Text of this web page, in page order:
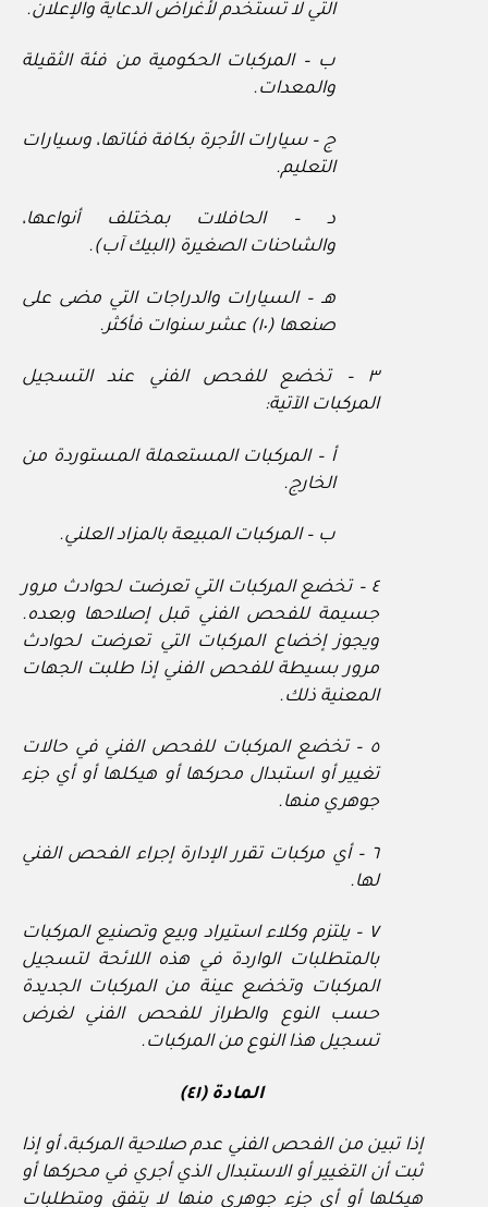
التي لا تستخدم لأغراض الدعاية والإعلان.
ب – المركبات الحكومية من فئة الثقيلة
والمعدات.
ج – سيارات الأجرة بكافة فئاتها، وسيارات
التعليم.
د – الحافلات بمختلف أنواعها،
والشاحنات الصغيرة (البيك آب).
هـ – السيارات والدراجات التي مضى على
صنعها (١٠) عشر سنوات فأكثر.
٣ – تخضع للفحص الفني عند التسجيل
المركبات الآتية:
أ – المركبات المستعملة المستوردة من
الخارج.
ب – المركبات المبيعة بالمزاد العلني.
٤ – تخضع المركبات التي تعرضت لحوادث مرور
جسيمة للفحص الفني قبل إصلاحها وبعده.
ويجوز إخضاع المركبات التي تعرضت لحوادث
مرور بسيطة للفحص الفني إذا طلبت الجهات
المعنية ذلك.
٥ – تخضع المركبات للفحص الفني في حالات
تغيير أو استبدال محركها أو هيكلها أو أي جزء
جوهري منها.
٦ – أي مركبات تقرر الإدارة إجراء الفحص الفني
لها.
٧ – يلتزم وكلاء استيراد وبيع وتصنيع المركبات
بالمتطلبات الواردة في هذه اللائحة لتسجيل
المركبات وتخضع عينة من المركبات الجديدة
حسب النوع والطراز للفحص الفني لغرض
تسجيل هذا النوع من المركبات.
المادة (٤١)
إذا تبين من الفحص الفني عدم صلاحية المركبة، أو إذا
ثبت أن التغيير أو الاستبدال الذي أجري في محركها أو
هيكلها أو أي جزء جوهري منها لا يتفق ومتطلبات